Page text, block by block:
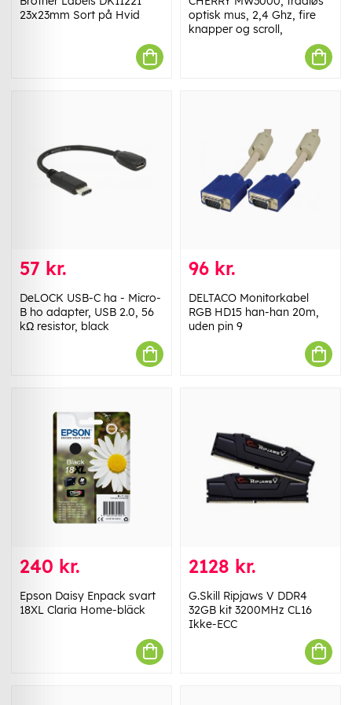
23x23mm Sort på Hvid
optisk mus, 2,4 Ghz, fire
knapper og scroll,
57 kr.
DeLOCK USB-C ha - Micro-
B ho adapter, USB 2.0, 56
kΩ resistor, black
96 kr.
DELTACO Monitorkabel
RGB HD15 han-han 20m,
uden pin 9
240 kr.
Epson Daisy Enpack svart
18XL Claria Home-bläck
2128 kr.
G.Skill Ripjaws V DDR4
32GB kit 3200MHz CL16
Ikke-ECC